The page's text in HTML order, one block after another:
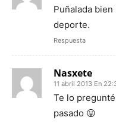
Puñalada
deporte.
Respuesta
Nasxete
11 abril 2013 En
Te lo
pasado 😛